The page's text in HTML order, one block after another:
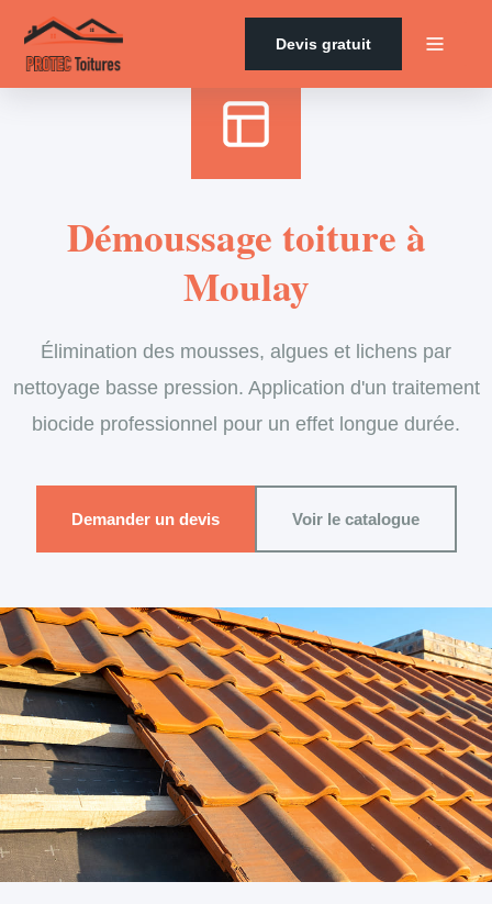
Devis gratuit
Démoussage toiture à
Moulay
Élimination des mousses, algues et lichens par
nettoyage basse pression. Application d'un traitement
biocide professionnel pour un effet longue durée.
Demander un devis Voir le catalogue